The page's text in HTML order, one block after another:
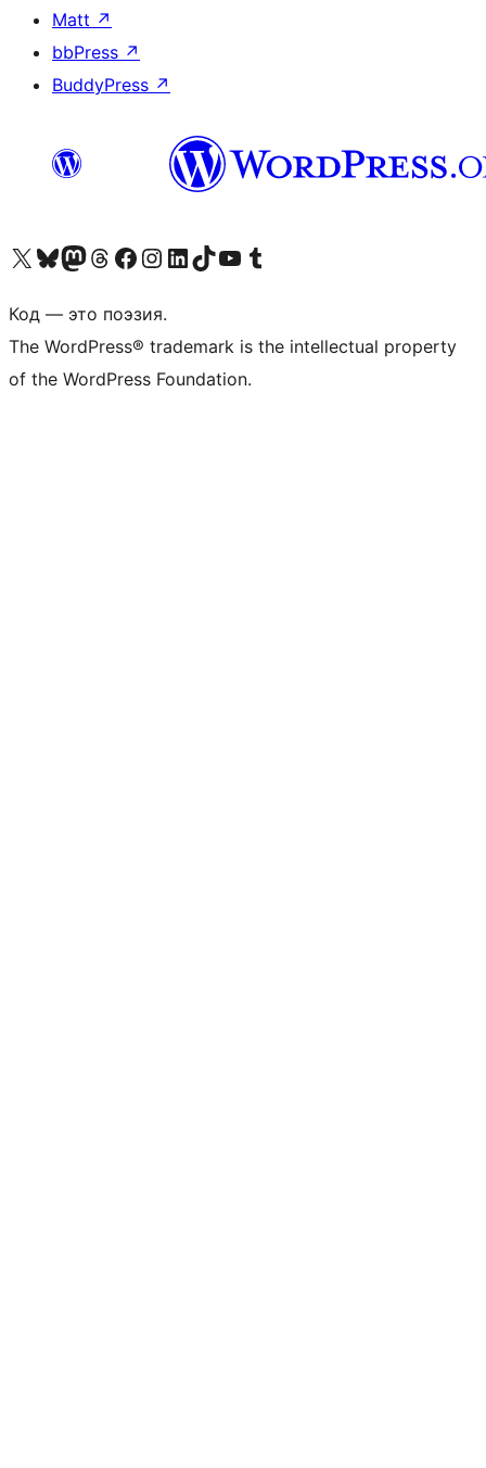
Matt ↗
bbPress ↗
BuddyPress ↗
Посетите нас в X (ранее Twitter)
Посетите нашу учётную запись в Bluesky
Посетите нашу ленту в Mastodon
Посетите нашу учётную запись в Threads
Посетите нашу страницу на Facebook
Посетите наш Instagram
Посетите нашу страницу в LinkedIn
Посетите нашу учётную запись в TikTok
Посетите наш канал YouTube
Посетите нашу учётную запись в Tumblr
Код — это поэзия.
The WordPress® trademark is the intellectual property
of the WordPress Foundation.